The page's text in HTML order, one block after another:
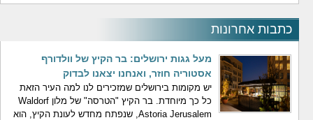
כתבות אחרונות
מעל גגות ירושלים: בר הקיץ של וולדורף
אסטוריה חוזר, ואנחנו יצאנו לבדוק
יש מקומות בירושלים שמזכירים לנו למה העיר הזאת
כל כך מיוחדת. בר הקיץ "הטרסה" של מלון Waldorf
Astoria Jerusalem, שנפתח מחדש לעונת הקיץ, הוא